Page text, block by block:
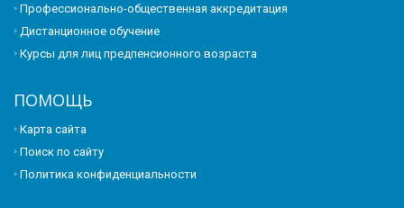
Профессионально-общественная аккредитация
Дистанционное обучение
Курсы для лиц предпенсионного возраста
ПОМОЩЬ
Карта сайта
Поиск по сайту
Политика конфиденциальности